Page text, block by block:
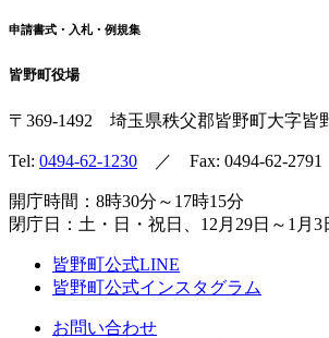
申請書式・入札・例規集
皆野町役場
〒369-1492 埼玉県秩父郡皆野町大字皆
Tel: 0494-62-1230 ／ Fax: 0494-62-2791
開庁時間：8時30分～17時15分
閉庁日：土・日・祝日、12月29日～1月3
皆野町公式LINE
皆野町公式インスタグラム
お問い合わせ